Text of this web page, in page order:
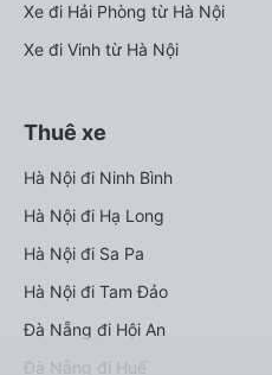
Xe đi Hải Phòng từ Hà Nội
Xe đi Vinh từ Hà Nội
Thuê xe
Hà Nội đi Ninh Bình
Hà Nội đi Hạ Long
Hà Nội đi Sa Pa
Hà Nội đi Tam Đảo
Đà Nẵng đi Hội An
Đà Nẵng đi Huế